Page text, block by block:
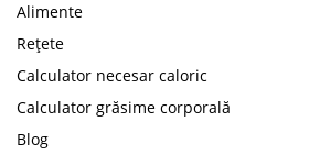
Alimente
Rețete
Calculator necesar caloric
Calculator grăsime corporală
Blog